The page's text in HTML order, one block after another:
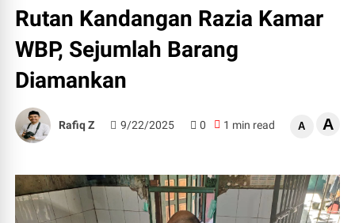
Rutan Kandangan Razia Kamar
WBP, Sejumlah Barang
Diamankan
Rafiq Z 9/22/2025 0 1 min read A A